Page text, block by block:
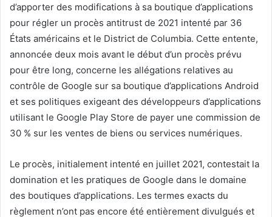
d’apporter des modifications à sa boutique d’applications
pour régler un procès antitrust de 2021 intenté par 36
États américains et le District de Columbia. Cette entente,
annoncée deux mois avant le début d’un procès prévu
pour être long, concerne les allégations relatives au
contrôle de Google sur sa boutique d’applications Android
et ses politiques exigeant des développeurs d’applications
utilisant le Google Play Store de payer une commission de
30 % sur les ventes de biens ou services numériques.
Le procès, initialement intenté en juillet 2021, contestait la
domination et les pratiques de Google dans le domaine
des boutiques d’applications. Les termes exacts du
règlement n’ont pas encore été entièrement divulgués et